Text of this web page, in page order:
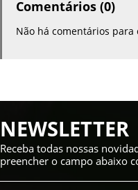
Comentários (0)
Não há comentários para
NEWSLETTER
Receba todas nossas
preencher o campo abaixo